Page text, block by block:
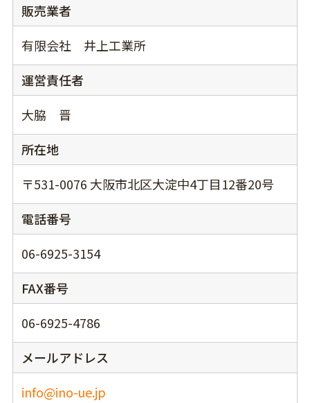
販売業者
有限会社 井上工業所
運営責任者
大脇 晋
所在地
〒531-0076 大阪市北区大淀中4丁目12番20号
電話番号
06-6925-3154
FAX番号
06-6925-4786
メールアドレス
info@ino-ue.jp